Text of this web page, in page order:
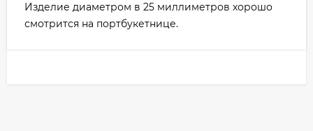
Изделие диаметром в 25 миллиметров хорошо
смотрится на портбукетнице.